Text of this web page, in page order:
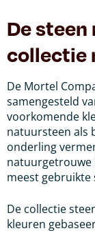
De
collectie
De Mortel
samengesteld
voorkomende
natuursteen als
onderling
natuurgetrouwe
meest
De collectie
kleuren